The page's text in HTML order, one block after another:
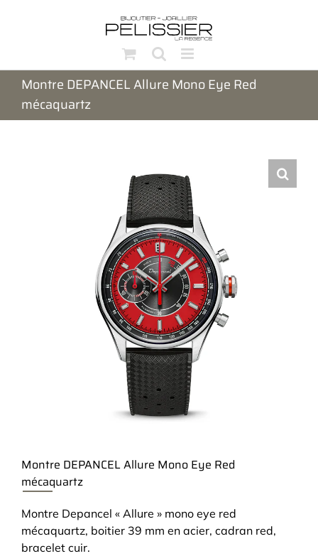
Montre DEPANCEL Allure Mono Eye Red
mécaquartz
Montre DEPANCEL Allure Mono Eye Red
mécaquartz
Montre Depancel « Allure » mono eye red
mécaquartz, boitier 39 mm en acier, cadran red,
bracelet cuir.